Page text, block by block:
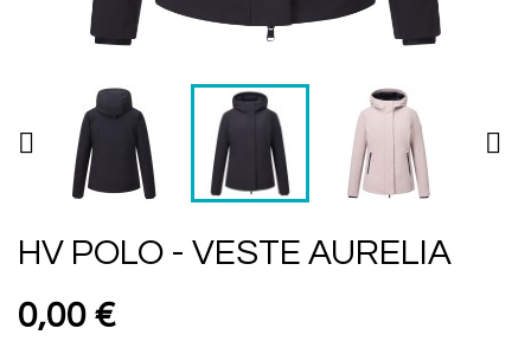
 
HV POLO - VESTE AURELIA
0,00 €